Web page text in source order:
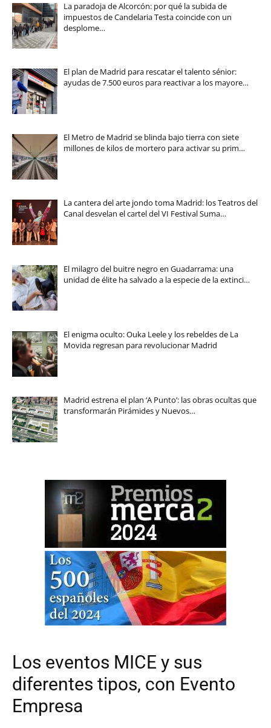
La paradoja de Alcorcón: por qué la subida de
impuestos de Candelaria Testa coincide con un
desplome…
El plan de Madrid para rescatar el talento sénior:
ayudas de 7.500 euros para reactivar a los mayore…
El Metro de Madrid se blinda bajo tierra con siete
millones de kilos de mortero para activar su prim…
La cantera del arte jondo toma Madrid: los Teatros del
Canal desvelan el cartel del VI Festival Suma…
El milagro del buitre negro en Guadarrama: una
unidad de élite ha salvado a la especie de la extinci…
El enigma oculto: Ouka Leele y los rebeldes de La
Movida regresan para revolucionar Madrid
Madrid estrena el plan ‘A Punto’: las obras ocultas que
transformarán Pirámides y Nuevos…
Los eventos MICE y sus
diferentes tipos, con Evento
Empresa